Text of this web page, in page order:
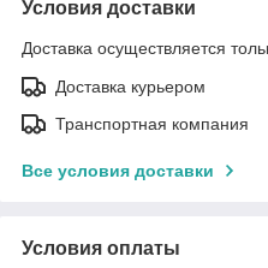
Условия доставки
Доставка осуществляется
Доставка курьером
Транспортная компания
Все условия доставки
Условия оплаты